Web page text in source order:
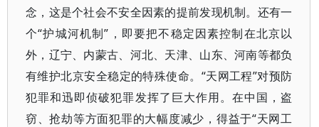
念，这是个社会不安全因素的提前发现机制。还有一
个“护城河机制”，即要把不稳定因素控制在北京以
外，辽宁、内蒙古、河北、天津、山东、河南等都负
有维护北京安全稳定的特殊使命。“天网工程”对预防
犯罪和迅即侦破犯罪发挥了巨大作用。在中国，盗
窃、抢劫等方面犯罪的大幅度减少，得益于“天网工